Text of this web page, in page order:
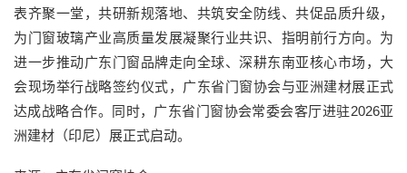
表齐聚一堂，共研新规落地、共筑安全防线、共促品质升级，
为门窗玻璃产业高质量发展凝聚行业共识、指明前行方向。为
进一步推动广东门窗品牌走向全球、深耕东南亚核心市场，大
会现场举行战略签约仪式，广东省门窗协会与亚洲建材展正式
达成战略合作。同时，广东省门窗协会常委会客厅进驻2026亚
洲建材（印尼）展正式启动。